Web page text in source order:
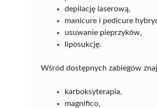
depilację laserową,
manicure i pedicure
usuwanie pieprzyków,
liposukcję.
Wśród dostępnych zabiegów
karboksyterapia,
magnifico,